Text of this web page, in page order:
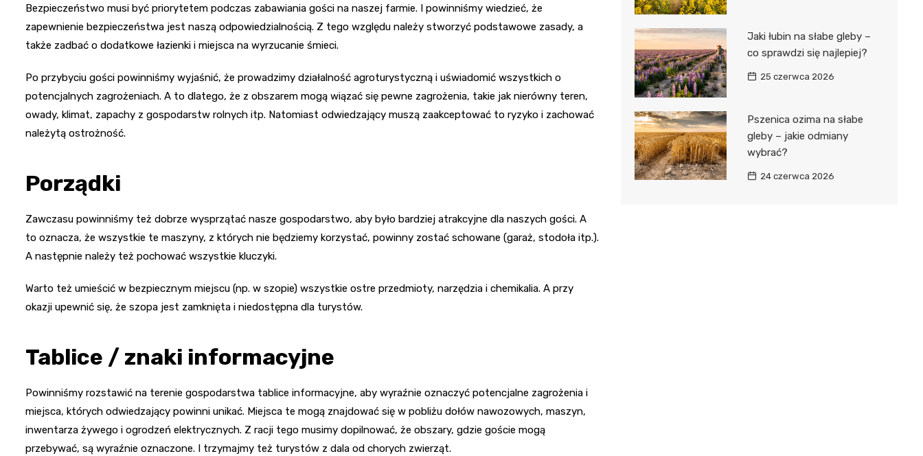
Bezpieczeństwo musi być priorytetem podczas zabawiania gości na naszej farmie. I powinniśmy wiedzieć, że
zapewnienie bezpieczeństwa jest naszą odpowiedzialnością. Z tego względu należy stworzyć podstawowe zasady, a
także zadbać o dodatkowe łazienki i miejsca na wyrzucanie śmieci.
Po przybyciu gości powinniśmy wyjaśnić, że prowadzimy działalność agroturystyczną i uświadomić wszystkich o
potencjalnych zagrożeniach. A to dlatego, że z obszarem mogą wiązać się pewne zagrożenia, takie jak nierówny teren,
owady, klimat, zapachy z gospodarstw rolnych itp. Natomiast odwiedzający muszą zaakceptować to ryzyko i zachować
należytą ostrożność.
Porządki
Zawczasu powinniśmy też dobrze wysprzątać nasze gospodarstwo, aby było bardziej atrakcyjne dla naszych gości. A
to oznacza, że wszystkie te maszyny, z których nie będziemy korzystać, powinny zostać schowane (garaż, stodoła itp.).
A następnie należy też pochować wszystkie kluczyki.
Warto też umieścić w bezpiecznym miejscu (np. w szopie) wszystkie ostre przedmioty, narzędzia i chemikalia. A przy
okazji upewnić się, że szopa jest zamknięta i niedostępna dla turystów.
Tablice / znaki informacyjne
Powinniśmy rozstawić na terenie gospodarstwa tablice informacyjne, aby wyraźnie oznaczyć potencjalne zagrożenia i
miejsca, których odwiedzający powinni unikać. Miejsca te mogą znajdować się w pobliżu dołów nawozowych, maszyn,
inwentarza żywego i ogrodzeń elektrycznych. Z racji tego musimy dopilnować, że obszary, gdzie goście mogą
przebywać, są wyraźnie oznaczone. I trzymajmy też turystów z dala od chorych zwierząt.
Jaki łubin na słabe gleby –
co sprawdzi się najlepiej?
25 czerwca 2026
Pszenica ozima na słabe
gleby – jakie odmiany
wybrać?
24 czerwca 2026